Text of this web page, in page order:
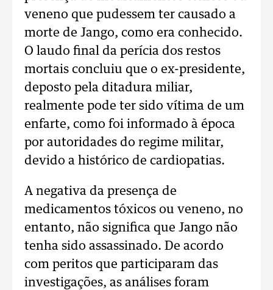
veneno que pudessem ter causado a
morte de Jango, como era conhecido.
O laudo final da perícia dos restos
mortais concluiu que o ex-presidente,
deposto pela ditadura miliar,
realmente pode ter sido vítima de um
enfarte, como foi informado à época
por autoridades do regime militar,
devido a histórico de cardiopatias.
A negativa da presença de
medicamentos tóxicos ou veneno, no
entanto, não significa que Jango não
tenha sido assassinado. De acordo
com peritos que participaram das
investigações, as análises foram